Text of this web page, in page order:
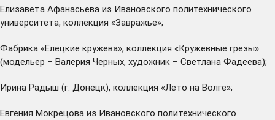
Елизавета Афанасьева из Ивановского политехнического
университета, коллекция «Завражье»;
Фабрика «Елецкие кружева», коллекция «Кружевные грезы»
(модельер – Валерия Черных, художник – Светлана Фадеева);
Ирина Радыш (г. Донецк), коллекция «Лето на Волге»;
Евгения Мокрецова из Ивановского политехнического